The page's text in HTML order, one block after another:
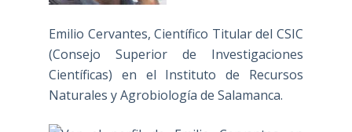
Emilio Cervantes, Científico Titular del CSIC
(Consejo Superior de Investigaciones
Científicas) en el Instituto de Recursos
Naturales y Agrobiología de Salamanca.